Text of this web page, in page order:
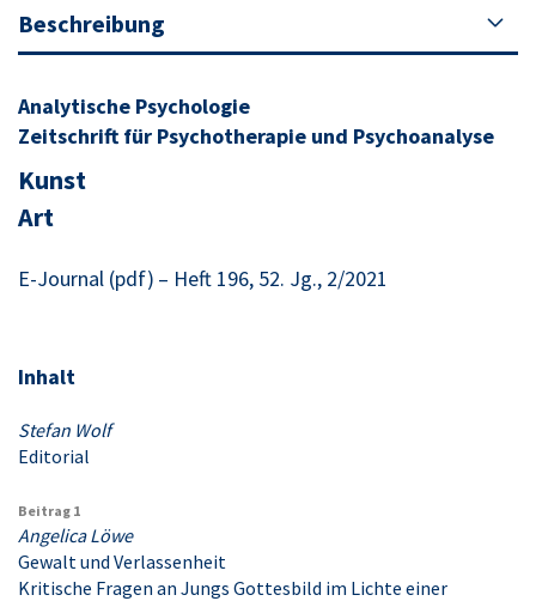
Beschreibung
Analytische Psychologie
Zeitschrift für Psychotherapie und Psychoanalyse
Kunst
Art
E-Journal (pdf) – Heft 196, 52. Jg., 2/2021
Inhalt
Stefan Wolf
Editorial
Beitrag 1
Angelica Löwe
Gewalt und Verlassenheit
Kritische Fragen an Jungs Gottesbild im Lichte einer